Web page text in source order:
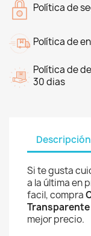
Política de
Política de
Política de
30 dias
Descripción
Si te gusta
a la última en
facil, compra
Transparente
mejor precio.